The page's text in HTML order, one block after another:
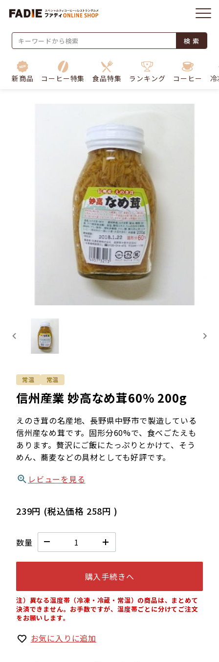
検 索
新商品 コーヒー特集 食品特集 ランキング コーヒー
信州産業 妙高なめ茸60% 200g
えのき茸の名産地、長野県中野市で製造している
信州産なめ茸です。固形分60%で、食べごたえも
あります。贅沢にご飯にたっぷりとかけて、そう
めん、蕎麦などの具材としても好評です。
レビューを見る
239円 (税込価格 258円 )
数量
購入手続きへ
注）異なる温度帯（冷凍・冷蔵・常温）の商品は、まとめて
決済できません。お手数ですが、温度帯ごとに分けてご注文
をお願いします。
お気に入りに追加
常温 常温